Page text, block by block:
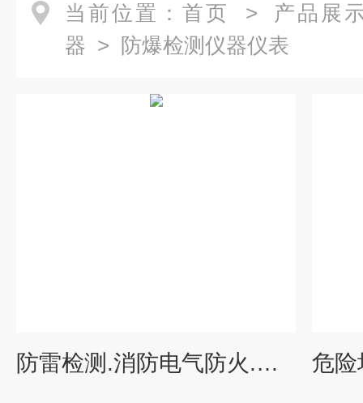
当前位置： 首页 > 产品展
器 > 防爆检测仪器仪表
防雷检测.消防电气防火.电梯防爆检测仪器